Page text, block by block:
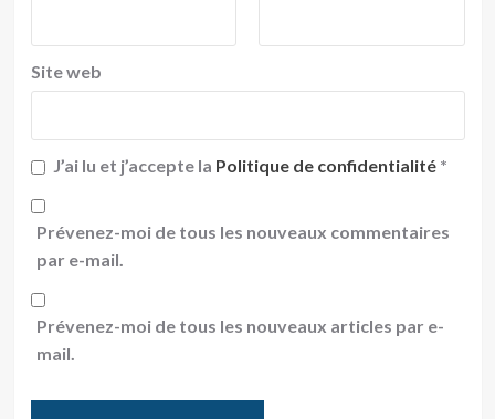
Site web
J’ai lu et j’accepte la Politique de confidentialité *
Prévenez-moi de tous les nouveaux commentaires
par e-mail.
Prévenez-moi de tous les nouveaux articles par e-
mail.